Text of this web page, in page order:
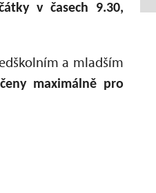
v časech 9.30,
a mladším
maximálně pro